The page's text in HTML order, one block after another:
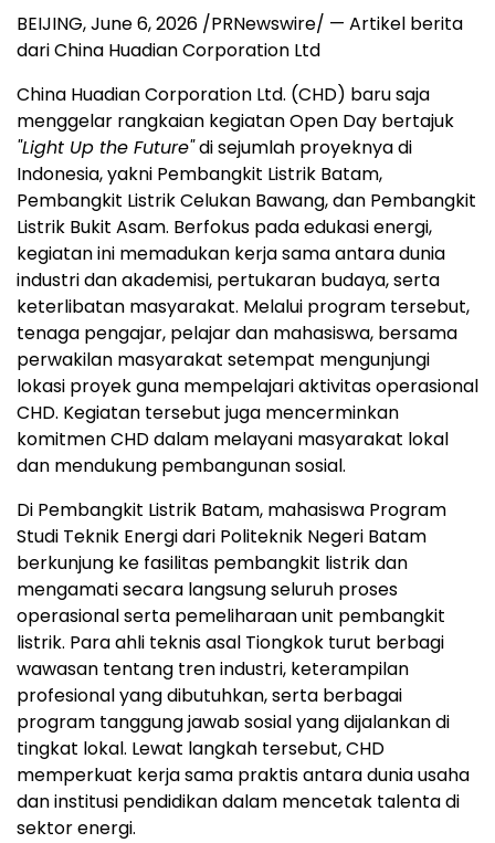
BEIJING, June 6, 2026 /PRNewswire/ — Artikel berita
dari China Huadian Corporation Ltd
China Huadian Corporation Ltd. (CHD) baru saja
menggelar rangkaian kegiatan Open Day bertajuk
"Light Up the Future"di sejumlah proyeknya di
Indonesia, yakni Pembangkit Listrik Batam,
Pembangkit Listrik Celukan Bawang, dan Pembangkit
Listrik Bukit Asam. Berfokus pada edukasi energi,
kegiatan ini memadukan kerja sama antara dunia
industri dan akademisi, pertukaran budaya, serta
keterlibatan masyarakat. Melalui program tersebut,
tenaga pengajar, pelajar dan mahasiswa, bersama
perwakilan masyarakat setempat mengunjungi
lokasi proyek guna mempelajari aktivitas operasional
CHD. Kegiatan tersebut juga mencerminkan
komitmen CHD dalam melayani masyarakat lokal
dan mendukung pembangunan sosial.
Di Pembangkit Listrik Batam, mahasiswa Program
Studi Teknik Energi dari Politeknik Negeri Batam
berkunjung ke fasilitas pembangkit listrik dan
mengamati secara langsung seluruh proses
operasional serta pemeliharaan unit pembangkit
listrik. Para ahli teknis asal Tiongkok turut berbagi
wawasan tentang tren industri, keterampilan
profesional yang dibutuhkan, serta berbagai
program tanggung jawab sosial yang dijalankan di
tingkat lokal. Lewat langkah tersebut, CHD
memperkuat kerja sama praktis antara dunia usaha
dan institusi pendidikan dalam mencetak talenta di
sektor energi.